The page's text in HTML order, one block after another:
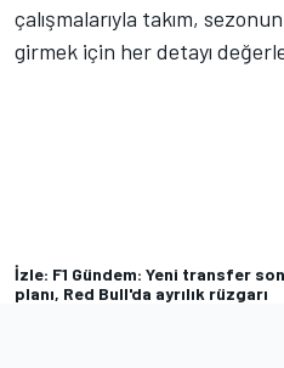
çalışmalarıyla takım,
girmek için her detayı
İzle: F1 Gündem: Yeni transfer
planı, Red Bull'da ayrılık rüzgarı